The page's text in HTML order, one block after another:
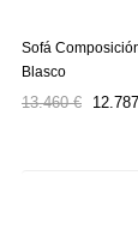
Sofá
Blasco
Precio
13.460 € Precio